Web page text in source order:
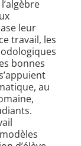
leur
travail, les
bonnes
au